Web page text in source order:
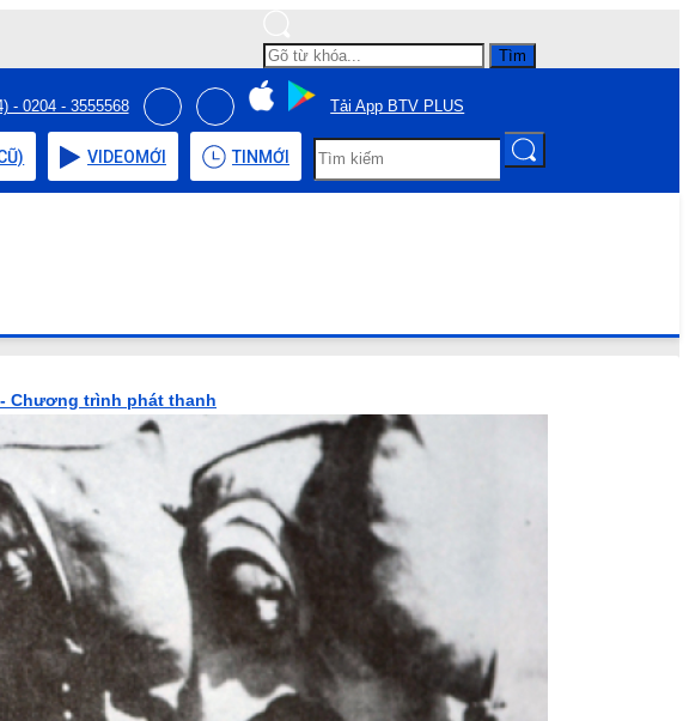
Tìm
- 0204 - 3555568 Tải App BTV PLUS
VIDEOMỚI TIN MỚI
Chương trình phát thanh